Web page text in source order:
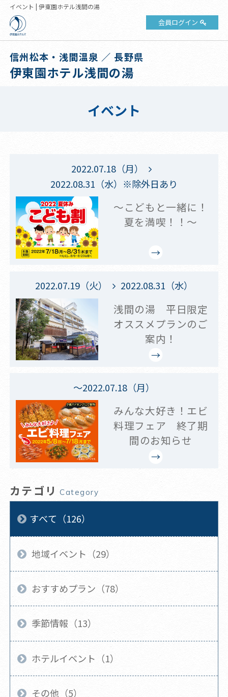
イベント | 伊東園ホテル浅間の湯
会員ログイン
信州松本・浅間温泉 ／ 長野県
伊東園ホテル浅間の湯
イベント
2022.07.18（月）
2022.08.31（水）※除外日あり
～こどもと一緒に！
夏を満喫！！～
2022.07.19（火） 2022.08.31（水）
浅間の湯 平日限定
オススメプランのご
案内！
～2022.07.18（月）
みんな大好き！エビ
料理フェア 終了期
間のお知らせ
カテゴリ Category
すべて（126）
地域イベント（29）
おすすめプラン（78）
季節情報（13）
ホテルイベント（1）
その他（5）